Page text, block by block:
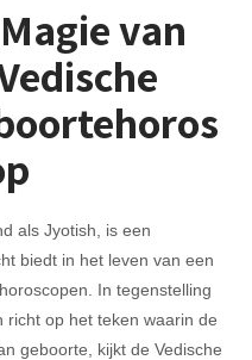
van
als Jyotish, is een
biedt in het leven van een
In tegenstelling
richt op het teken waarin de
geboorte, kijkt de Vedische